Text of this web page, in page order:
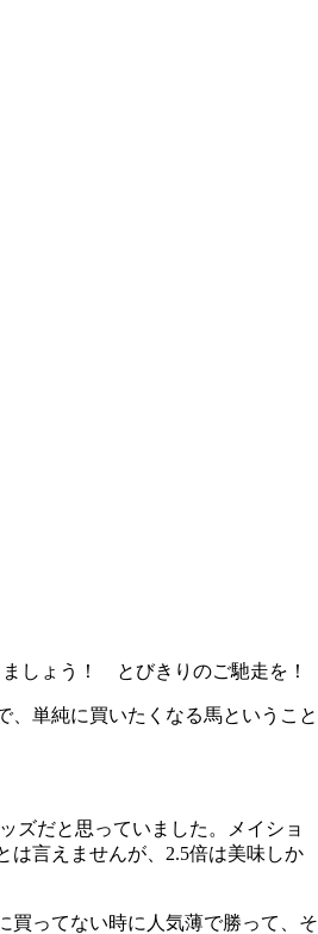
しょう！ とびきりのご馳走を！
単純に買いたくなる馬ということ
ズだと思っていました。メイショ
は言えませんが、2.5倍は美味しか
買ってない時に人気薄で勝って、そ